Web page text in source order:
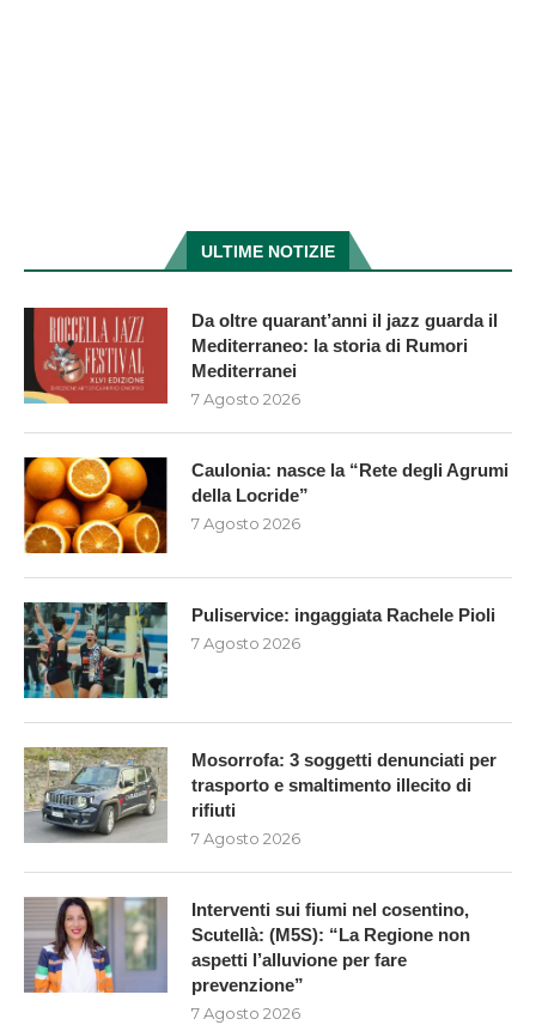
ULTIME NOTIZIE
Da oltre quarant’anni il jazz guarda il
Mediterraneo: la storia di Rumori
Mediterranei
7 Agosto 2026
Caulonia: nasce la “Rete degli Agrumi
della Locride”
7 Agosto 2026
Puliservice: ingaggiata Rachele Pioli
7 Agosto 2026
Mosorrofa: 3 soggetti denunciati per
trasporto e smaltimento illecito di
rifiuti
7 Agosto 2026
Interventi sui fiumi nel cosentino,
Scutellà: (M5S): “La Regione non
aspetti l’alluvione per fare
prevenzione”
7 Agosto 2026